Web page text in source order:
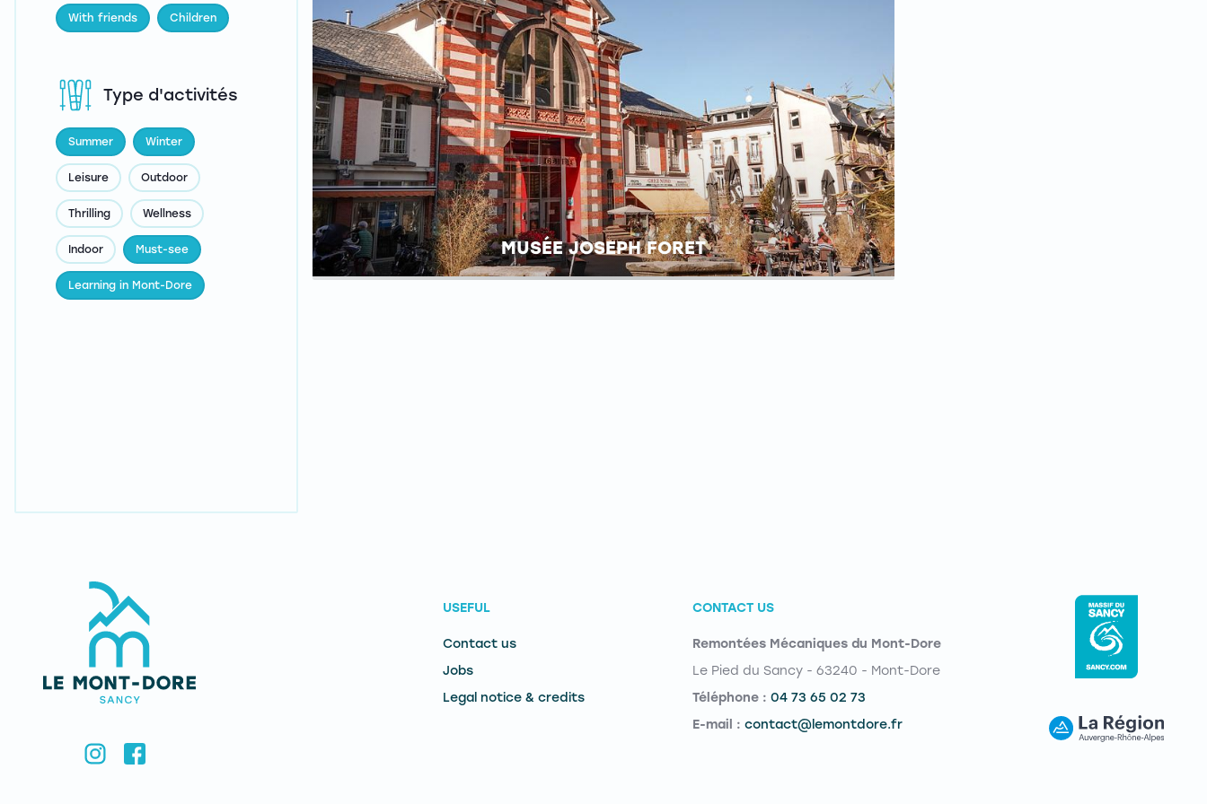
Type d'activités
Summer Winter
Leisure Outdoor
Thrilling Wellness
Indoor Must-see
Learning in Mont-Dore
With friends Children
MUSÉE JOSEPH FORET
USEFUL
Contact us
Jobs
Legal notice & credits
CONTACT US
Remontées Mécaniques du Mont-Dore
Le Pied du Sancy - 63240 - Mont-Dore
Téléphone : 04 73 65 02 73
E-mail : contact@lemontdore.fr